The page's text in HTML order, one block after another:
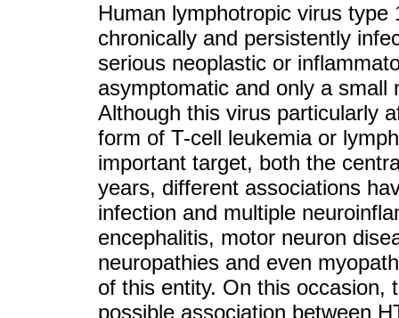
Human lymphotropic virus
chronically and persistently
serious neoplastic or
asymptomatic and only a
Although this virus particularly
form of T-cell leukemia or
important target, both the
years, different associations
infection and multiple
encephalitis, motor neuron
neuropathies and even
of this entity. On this occasion,
possible association between